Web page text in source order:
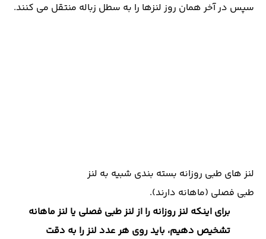
سپس در آخر همان روز لنزها را به سطل زباله منتقل می کنند.
لنز های طبی روزانه بسته بندی شبیه به لنز
طبی فصلی (ماهانه دارند).
برای اینکه لنز روزانه را از لنز طبی فصلی یا لنز ماهانه
تشخیص دهیم، باید روی هر عدد لنز را به دقت